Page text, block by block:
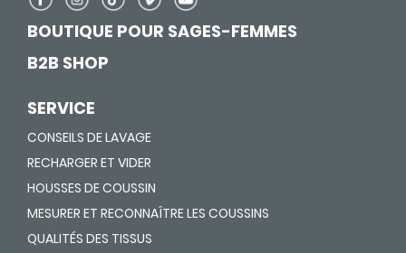
BOUTIQUE POUR SAGES-FEMMES
B2B SHOP
SERVICE
CONSEILS DE LAVAGE
RECHARGER ET VIDER
HOUSSES DE COUSSIN
MESURER ET RECONNAÎTRE LES COUSSINS
QUALITÉS DES TISSUS